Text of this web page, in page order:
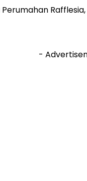
Rafflesia,
-